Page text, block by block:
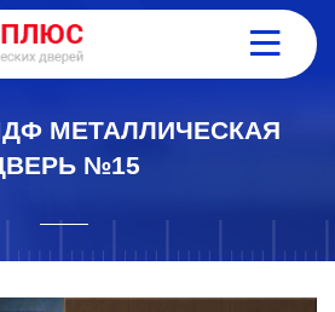
МЕТАЛЛИЧЕСКАЯ
№15